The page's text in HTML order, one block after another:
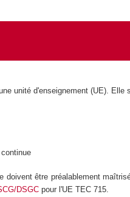
unité d'enseignement (UE). Elle
doivent être préalablement
DSGCpour l'UE TEC 715.